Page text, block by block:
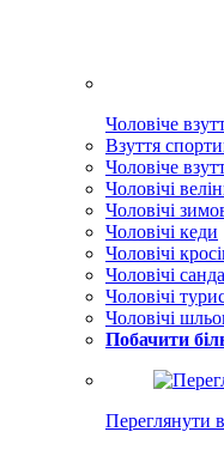
Чоловіче
Взуття
Чоловіче
Чоловічі
Чоловічі
Чоловічі кеди
Чоловічі
Чоловічі
Чоловічі
Чоловічі
Побачити
Переглянути